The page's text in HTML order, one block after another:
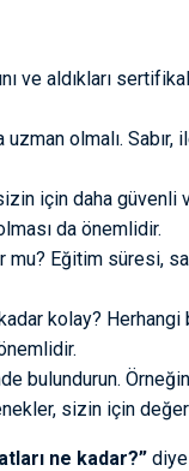
ve aldıkları
olmalı.
için daha güvenli
da önemlidir.
mu? Eğitim süresi,
kolay? Herhangi
bulundurun.
sizin için
ne kadar?”